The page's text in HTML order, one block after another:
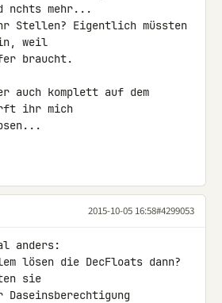
nchts mehr...
Stellen? Eigentlich müssten
weil
braucht.
auch komplett auf dem
ihr mich
2015-10-05 16:58#4299053
anders:
lösen die DecFloats dann?
sie
Daseinsberechtigung